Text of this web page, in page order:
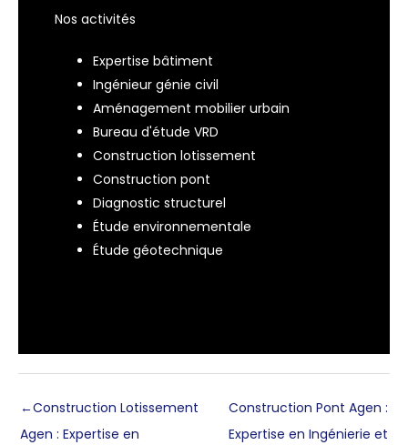
Nos activités
Expertise bâtiment
Ingénieur génie civil
Aménagement mobilier urbain
Bureau d'étude VRD
Construction lotissement
Construction pont
Diagnostic structurel
Étude environnementale
Étude géotechnique
←Construction Lotissement
Agen : Expertise en
Construction Pont Agen :
Expertise en Ingénierie et